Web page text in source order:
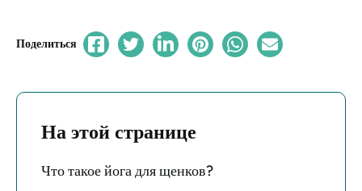
Поделиться
На этой странице
Что такое йога для щенков?